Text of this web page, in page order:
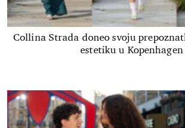
Collina Strada doneo svoju
estetiku u Kopenhagen